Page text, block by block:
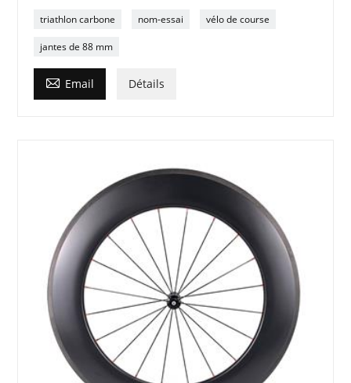
triathlon carbone nom-essai vélo de course
jantes de 88 mm
 Email Détails